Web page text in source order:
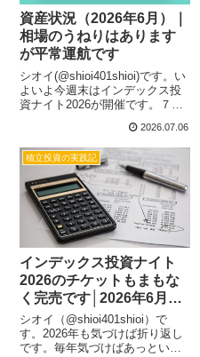
資産状況（2026年6月）｜
相場のうねりはあります
が平常運航です
シオイ(@shioi401shioi)です。い
よいよ今週末はインデックス投
資ナイト2026が開催です。７月
たが一応定点観測はしておかな
いとですね。それでは6月の資産
状況をざっと確認しておきたい
と思います。2026...
2026.07.06
積立投資の実践記
インデックス投資ナイト
2026のチケットもまもな
く完売です│2026年6月の
積立投資を実行しました
シオイ（@shioi401shioi）で
す。2026年も気づけば折り返し
です。毎年気づけばあっという